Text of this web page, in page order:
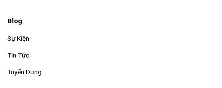
Blog
Sự Kiện
Tin Tức
Tuyển Dụng